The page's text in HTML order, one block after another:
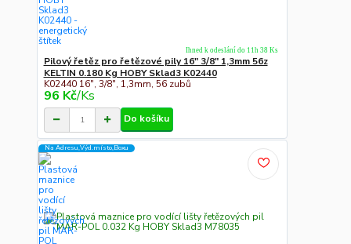
Pilový řetěz pro řetězové pily 16" 3/8" 1,3mm 56z
KELTIN 0.180 Kg HOBY Sklad3 K02440
K02440 16", 3/8", 1,3mm, 56 zubů
96 Kč/Ks
Ihned k odeslání do 11h 38 Ks
Do košíku
Na Adresu,Výd.místo,Boxu